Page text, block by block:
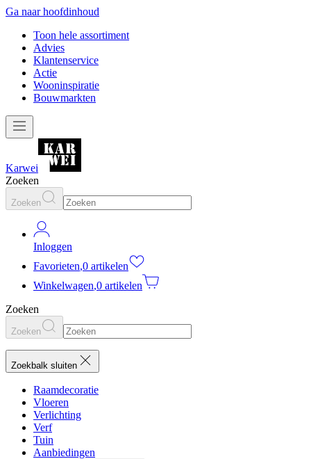
Ga naar hoofdinhoud
Toon hele assortiment
Advies
Klantenservice
Actie
Wooninspiratie
Bouwmarkten
Karwei
Zoeken
Zoeken
Inloggen
Favorieten,0 artikelen
Winkelwagen,0 artikelen
Zoeken
Zoeken
Zoekbalk sluiten
Raamdecoratie
Vloeren
Verlichting
Verf
Tuin
Aanbiedingen